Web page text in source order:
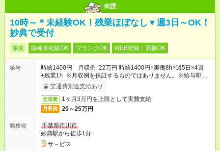
未読
10時～＊未経験OK！残業ほぼなし▼週3日～OK！
妙典で受付
派遣 職種未経験OK ブランクOK WEB登録・面接OK
給与
時給1400円 月収例 22万円 時給1400円×実働8h×週5日×4週
+残業1h ※月収例を保証するものではありません。※給与即受取
りサービス利用可（利用条件有）
交通費別途支給あり
交通費 1ヶ月3万円を上限として実費支給
月収例 20～25万円
勤務地
千葉県市川市
妙典駅から徒歩1分
サ－ビス